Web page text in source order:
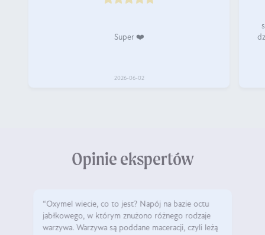
Super ❤️
2026-06-02
Opinie ekspertów
“Oxymel wiecie, co to jest? Napój na bazie octu
jabłkowego, w którym znużono różnego rodzaje
warzywa. Warzywa są poddane maceracji, czyli leżą